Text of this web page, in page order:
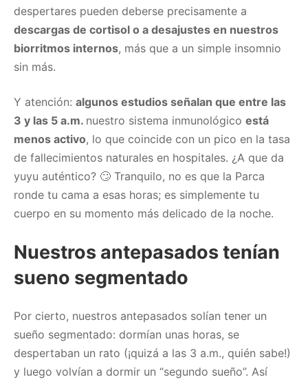
despertares pueden deberse precisamente a
descargas de cortisol o a desajustes en nuestros
biorritmos internos, más que a un simple insomnio
sin más.
Y atención: algunos estudios señalan que entre las
3 y las 5 a.m. nuestro sistema inmunológico está
menos activo, lo que coincide con un pico en la tasa
de fallecimientos naturales en hospitales. ¿A que da
yuyu auténtico? 🙄 Tranquilo, no es que la Parca
ronde tu cama a esas horas; es simplemente tu
cuerpo en su momento más delicado de la noche.
Nuestros antepasados tenían
sueno segmentado
Por cierto, nuestros antepasados solían tener un
sueño segmentado: dormían unas horas, se
despertaban un rato (¡quizá a las 3 a.m., quién sabe!)
y luego volvían a dormir un “segundo sueño”. Así